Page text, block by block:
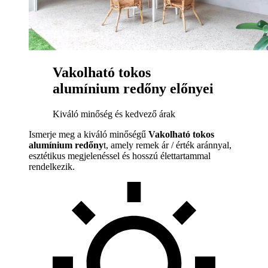
Vakolható tokos
alumínium redőny előnyei
Kiváló minőség és kedvező árak
Ismerje meg a kiváló minőségű Vakolható tokos
alumínium redőnyt, amely remek ár / érték aránnyal,
esztétikus megjelenéssel és hosszú élettartammal
rendelkezik.